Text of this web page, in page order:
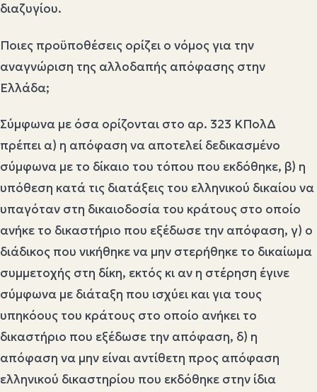
διαζυγίου.
Ποιες προϋποθέσεις ορίζει ο νόμος για την
αναγνώριση της αλλοδαπής απόφασης στην
Ελλάδα;
Σύμφωνα με όσα ορίζονται στο αρ. 323 ΚΠολΔ
πρέπει α) η απόφαση να αποτελεί δεδικασμένο
σύμφωνα με το δίκαιο του τόπου που εκδόθηκε, β) η
υπόθεση κατά τις διατάξεις του ελληνικού δικαίου να
υπαγόταν στη δικαιοδοσία του κράτους στο οποίο
ανήκε το δικαστήριο που εξέδωσε την απόφαση, γ) ο
διάδικος που νικήθηκε να μην στερήθηκε το δικαίωμα
συμμετοχής στη δίκη, εκτός κι αν η στέρηση έγινε
σύμφωνα με διάταξη που ισχύει και για τους
υπηκόους του κράτους στο οποίο ανήκει το
δικαστήριο που εξέδωσε την απόφαση, δ) η
απόφαση να μην είναι αντίθετη προς απόφαση
ελληνικού δικαστηρίου που εκδόθηκε στην ίδια